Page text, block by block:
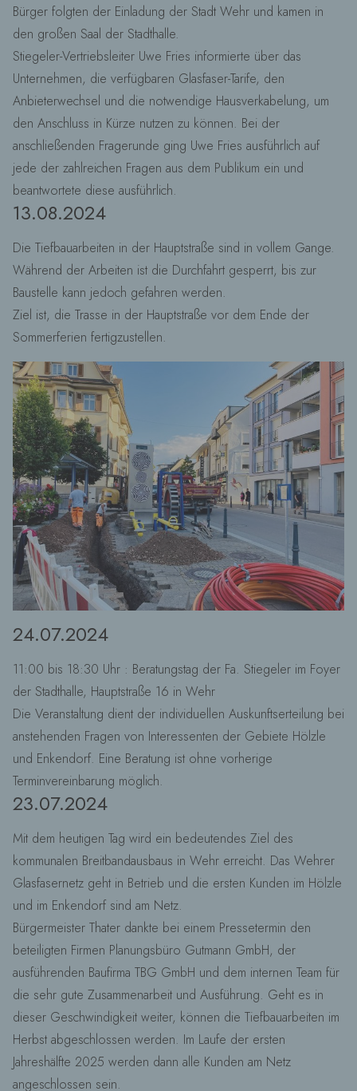
Bürger folgten der Einladung der Stadt Wehr und kamen in
den großen Saal der Stadthalle.
Stiegeler-Vertriebsleiter Uwe Fries informierte über das
Unternehmen, die verfügbaren Glasfaser-Tarife, den
Anbieterwechsel und die notwendige Hausverkabelung, um
den Anschluss in Kürze nutzen zu können. Bei der
anschließenden Fragerunde ging Uwe Fries ausführlich auf
jede der zahlreichen Fragen aus dem Publikum ein und
beantwortete diese ausführlich.
13.08.2024
Die Tiefbauarbeiten in der Hauptstraße sind in vollem Gange.
Während der Arbeiten ist die Durchfahrt gesperrt, bis zur
Baustelle kann jedoch gefahren werden.
Ziel ist, die Trasse in der Hauptstraße vor dem Ende der
Sommerferien fertigzustellen.
24.07.2024
11:00 bis 18:30 Uhr : Beratungstag der Fa. Stiegeler im Foyer
der Stadthalle, Hauptstraße 16 in Wehr
Die Veranstaltung dient der individuellen Auskunftserteilung bei
anstehenden Fragen von Interessenten der Gebiete Hölzle
und Enkendorf. Eine Beratung ist ohne vorherige
Terminvereinbarung möglich.
23.07.2024
Mit dem heutigen Tag wird ein bedeutendes Ziel des
kommunalen Breitbandausbaus in Wehr erreicht. Das Wehrer
Glasfasernetz geht in Betrieb und die ersten Kunden im Hölzle
und im Enkendorf sind am Netz.
Bürgermeister Thater dankte bei einem Pressetermin den
beteiligten Firmen Planungsbüro Gutmann GmbH, der
ausführenden Baufirma TBG GmbH und dem internen Team für
die sehr gute Zusammenarbeit und Ausführung. Geht es in
dieser Geschwindigkeit weiter, können die Tiefbauarbeiten im
Herbst abgeschlossen werden. Im Laufe der ersten
Jahreshälfte 2025 werden dann alle Kunden am Netz
angeschlossen sein.